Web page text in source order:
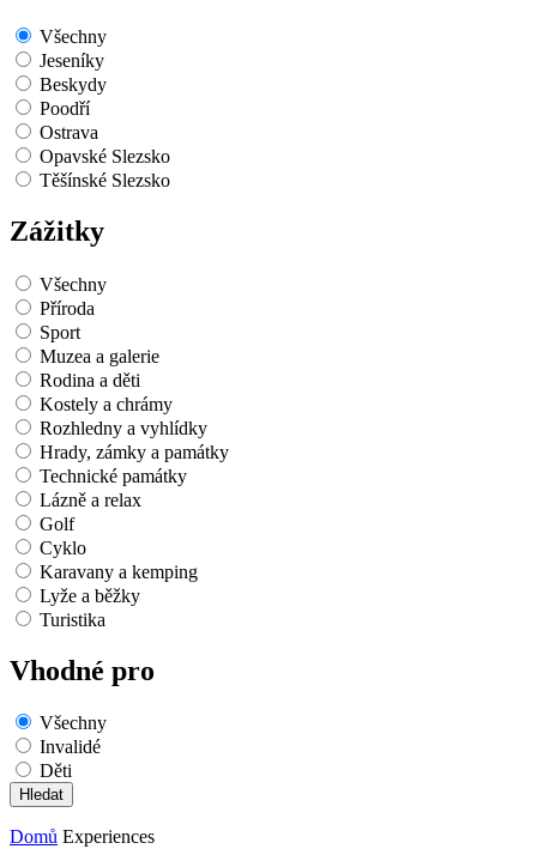
Všechny
Jeseníky
Beskydy
Poodří
Ostrava
Opavské Slezsko
Těšínské Slezsko
Zážitky
Všechny
Příroda
Sport
Muzea a galerie
Rodina a děti
Kostely a chrámy
Rozhledny a vyhlídky
Hrady, zámky a památky
Technické památky
Lázně a relax
Golf
Cyklo
Karavany a kemping
Lyže a běžky
Turistika
Vhodné pro
Všechny
Invalidé
Děti
Domů Experiences